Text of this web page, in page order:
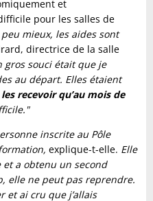
et
pour les salles de
mieux, les aides sont
directrice de la salle
gros souci était que je
au départ. Elles étaient
recevoir qu’au mois de
inscrite au Pôle
explique-t-elle. Elle
et a obtenu un second
elle ne peut pas reprendre.
et ai cru que j’allais